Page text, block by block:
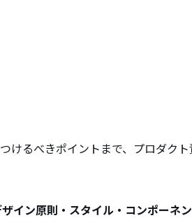
るべきポイントまで、プロダク
イン原則・スタイル・コンポーネ